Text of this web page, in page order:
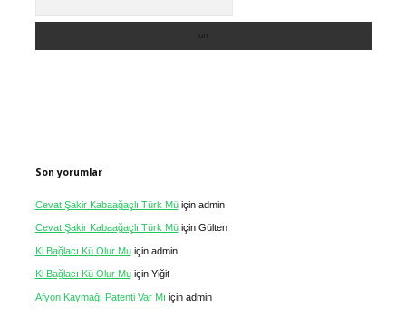
Son yorumlar
Cevat Şakir Kabaağaçlı Türk Müiçin admin
Cevat Şakir Kabaağaçlı Türk Müiçin Gülten
Ki Bağlacı Kü Olur Muiçin admin
Ki Bağlacı Kü Olur Muiçin Yiğit
Afyon Kaymağı Patenti Var Mı için admin